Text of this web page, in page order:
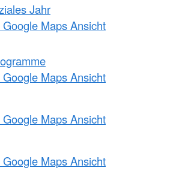
Jahr
Maps Ansicht
Maps Ansicht
Maps Ansicht
Maps Ansicht